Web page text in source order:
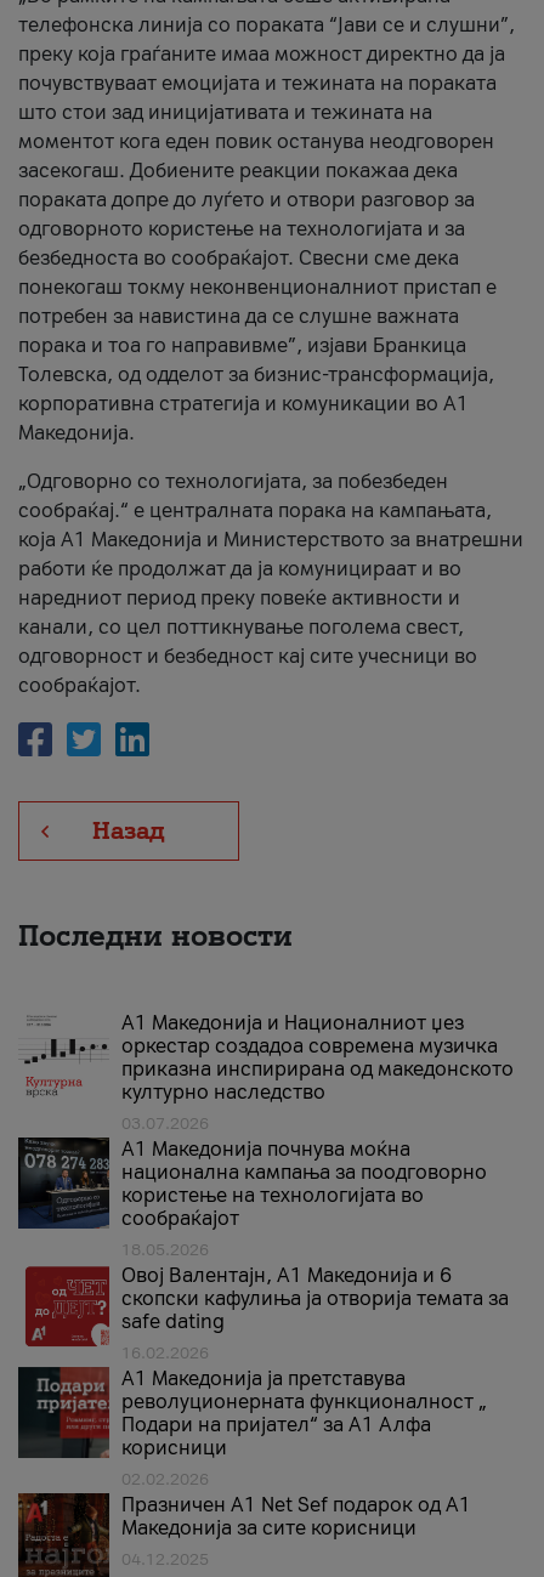
телефонска линија со пораката “Јави се и слушни”,
преку која граѓаните имаа можност директно да ја
почувствуваат емоцијата и тежината на пораката
што стои зад иницијативата и тежината на
моментот кога еден повик останува неодговорен
засекогаш. Добиените реакции покажаа дека
пораката допре до луѓето и отвори разговор за
одговорното користење на технологијата и за
безбедноста во сообраќајот. Свесни сме дека
понекогаш токму неконвенционалниот пристап е
потребен за навистина да се слушне важната
порака и тоа го направивме”, изјави Бранкица
Толевска, од одделот за бизнис-трансформација,
корпоративна стратегија и комуникации во А1
Македонија.
„Одговорно со технологијата, за побезбеден
сообраќај.“ е централната порака на кампањата,
која A1 Македонија и Министерството за внатрешни
работи ќе продолжат да ја комуницираат и во
наредниот период преку повеќе активности и
канали, со цел поттикнување поголема свест,
одговорност и безбедност кај сите учесници во
сообраќајот.
Назад
Последни новости
А1 Македонија и Националниот џез
оркестар создадоа современа музичка
приказна инспирирана од македонското
културно наследство
03.07.2026
A1 Македонија почнува моќна
национална кампања за поодговорно
користење на технологијата во
сообраќајот
18.05.2026
Овој Валентајн, A1 Македонија и 6
скопски кафулиња ја отворија темата за
safe dating
16.02.2026
А1 Македонија ја претставува
револуционерната функционалност „
Подари на пријател“ за А1 Алфа
корисници
02.02.2026
Празничен A1 Net Sеf подарок од А1
Македонија за сите корисници
04.12.2025